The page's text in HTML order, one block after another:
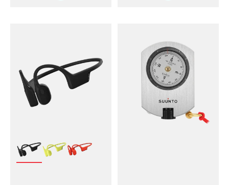
安定、軽量
ヘッドジェスチャーコ
ントロール
IP66 防汗・防水...